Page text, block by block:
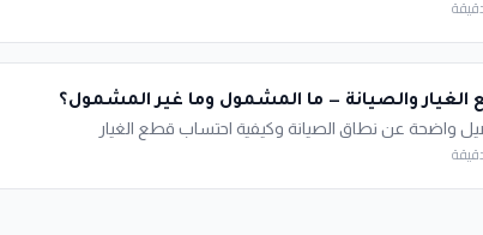
الغيار والصيانة — ما المشمول وما غير المشمول؟
واضحة عن نطاق الصيانة وكيفية احتساب قطع الغيار